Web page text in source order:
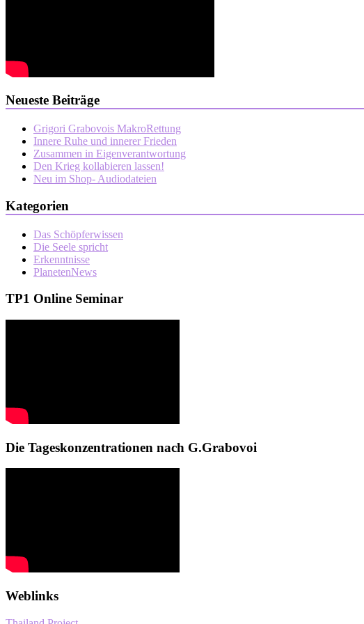
Neueste Beiträge
Grigori Grabovois MakroRettung
Innere Ruhe und innerer Frieden
Zusammen in Eigenverantwortung
Den Krieg kollabieren lassen!
Neu im Shop- Audiodateien
Kategorien
Das Schöpferwissen
Die Seele spricht
Erkenntnisse
PlanetenNews
TP1 Online Seminar
Die Tageskonzentrationen nach G.Grabovoi
Weblinks